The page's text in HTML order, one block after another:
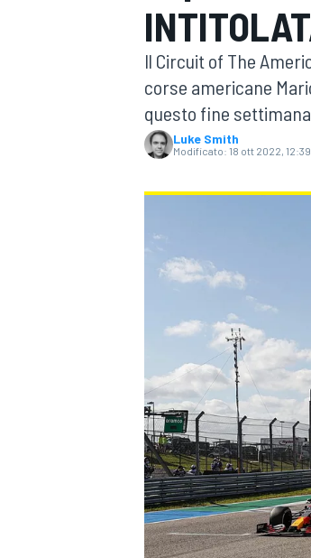
MOTOGP
Il Circuit of The
corse americane
questo fine settimana.
Luke Smith
Modificato: 18 ott 2022, 12:39